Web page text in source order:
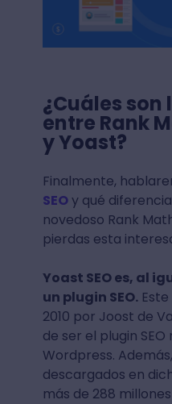
¿Cuáles
entre Rank
y Yoast?
Finalmente,
SEOy qué
novedoso Rank
pierdas esta
Yoast SEO es, al
un plugin SEO.Este
2010 por Joost de
de ser el plugin
Wordpress.
descargados en
más de 288